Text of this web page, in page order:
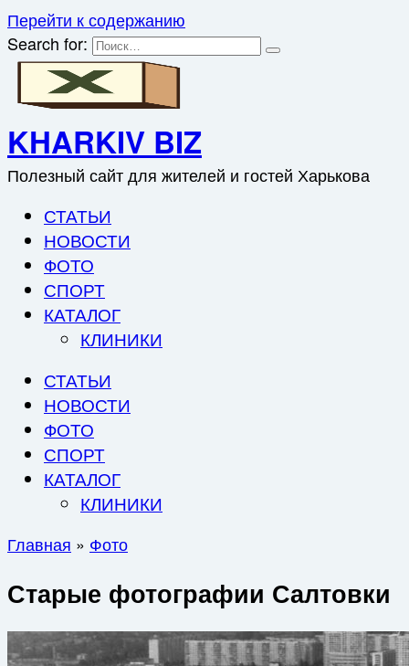
Перейти к содержанию
Search for:
KHARKIV BIZ
Полезный сайт для жителей и гостей Харькова
СТАТЬИ
НОВОСТИ
ФОТО
СПОРТ
КАТАЛОГ
КЛИНИКИ
СТАТЬИ
НОВОСТИ
ФОТО
СПОРТ
КАТАЛОГ
КЛИНИКИ
Главная » Фото
Старые фотографии Салтовки